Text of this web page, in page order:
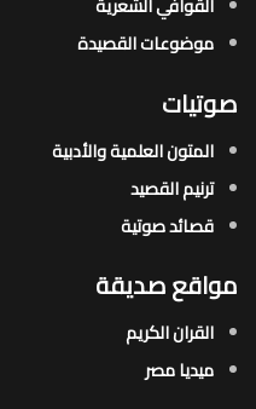
موضوعات القصيدة​
صوتيات
المتون العلمية والأدبية
ترنيم القصيد
قصائد صوتية
مواقع صديقة
القران الكريم
ميديا مصر